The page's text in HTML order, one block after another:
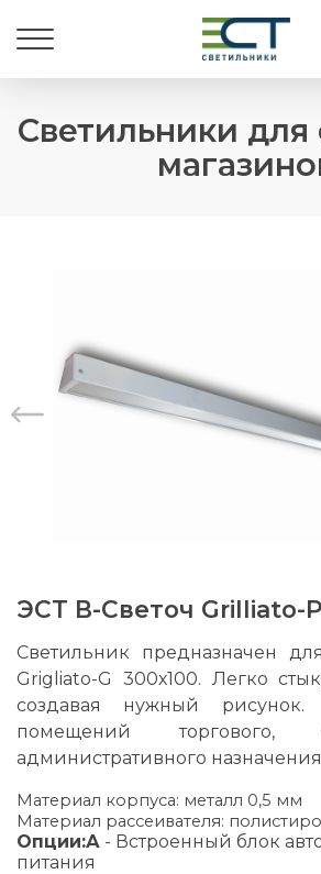
Светильники
ЭСТ В-Светоч Grilliato-
Светильник предназначен
Grigliato-G 300х100. Легко
создавая нужный
помещений
административного
Материал корпуса: металл 0,5 мм
Материал рассеивателя:
Опции:А - Встроенный блок
питания